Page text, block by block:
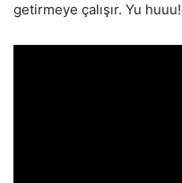
getirmeye çalışır. Yu huuu!